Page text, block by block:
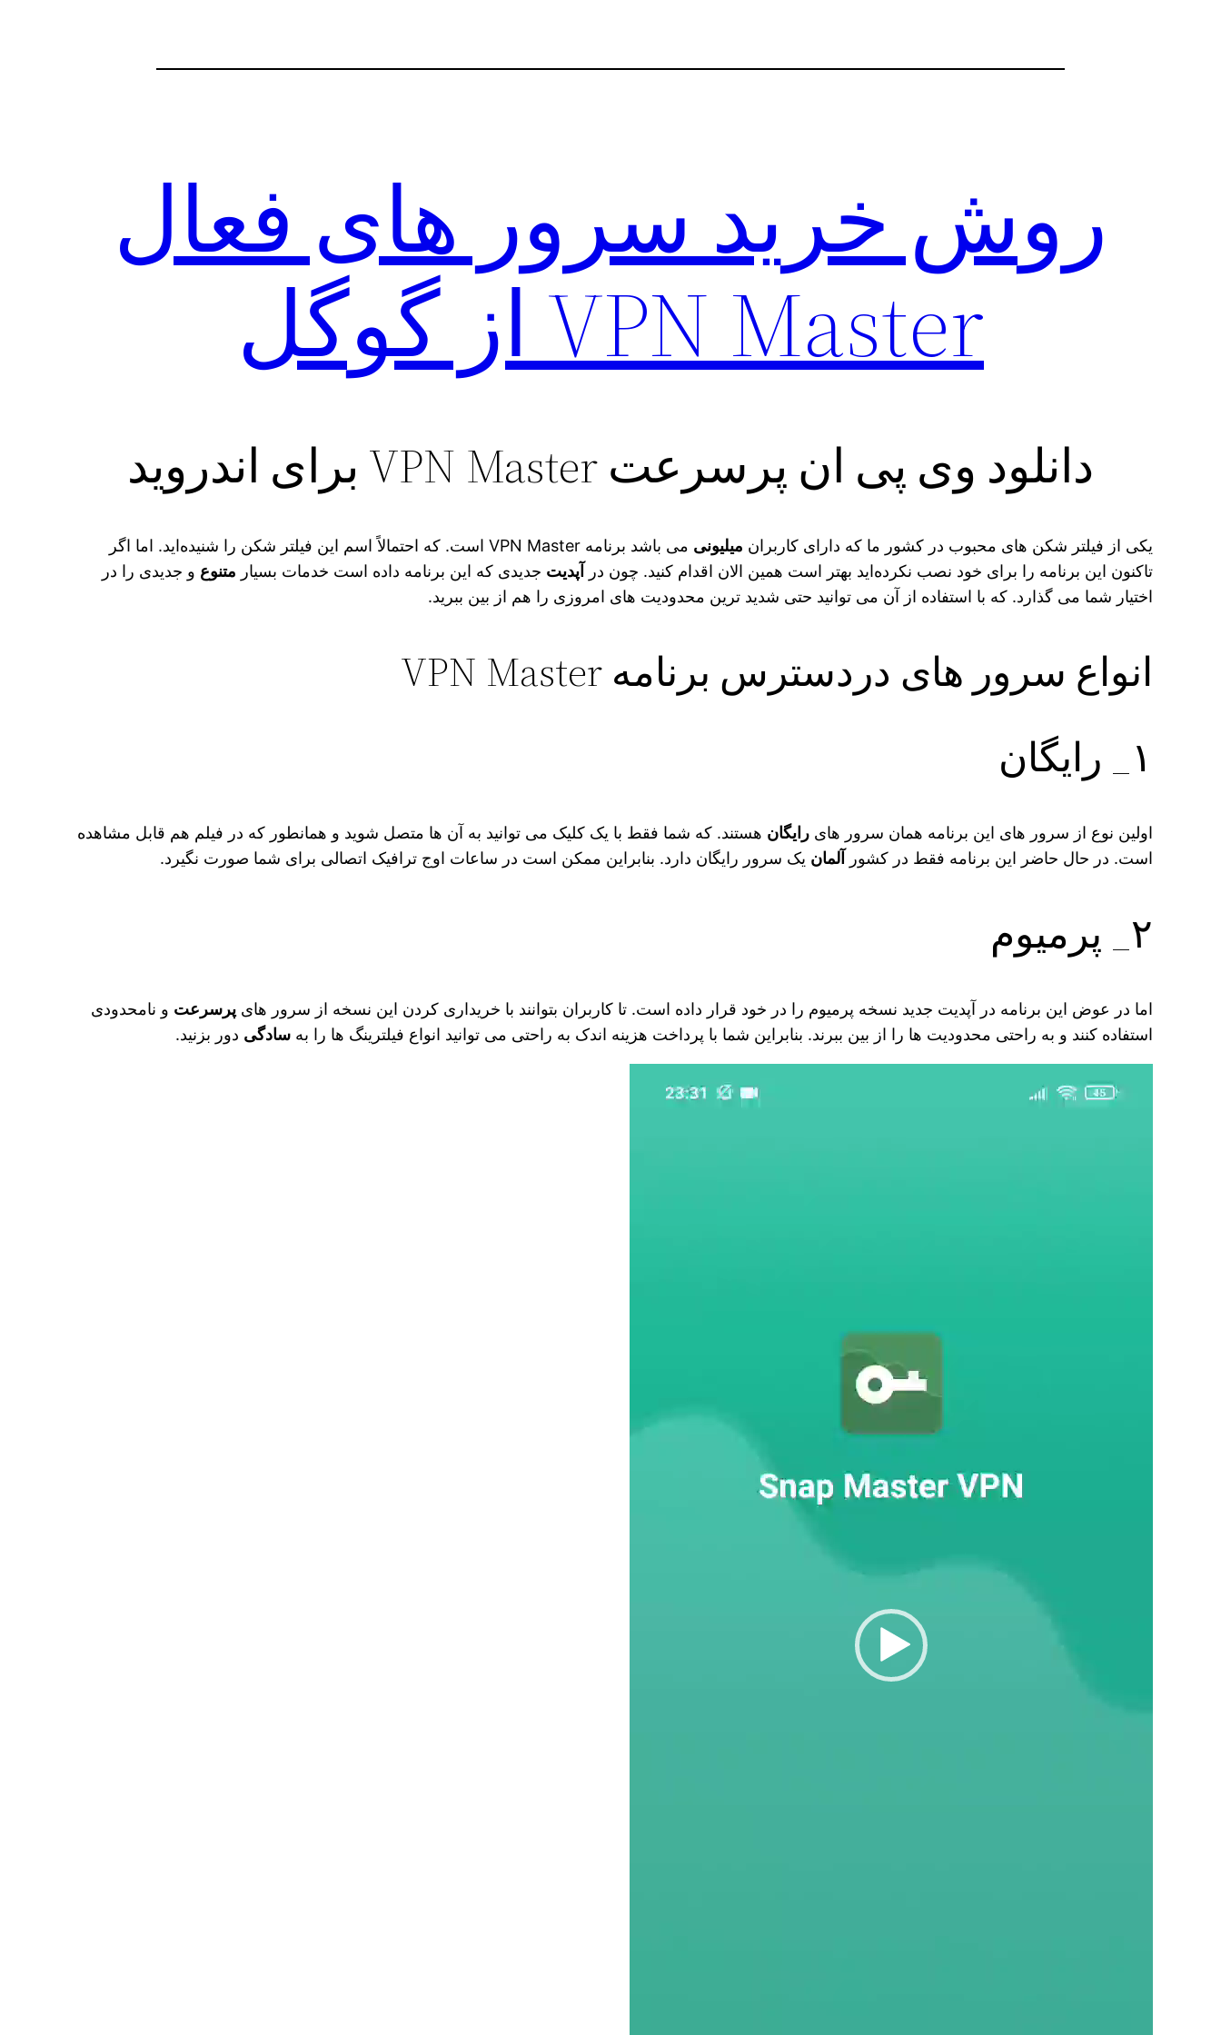
روش خرید سرور های فعال
VPN Master از گوگل
دانلود وی پی ان پرسرعت VPN Master برای اندروید
یکی از فیلتر شکن‌ های محبوب در کشور ما که دارای کاربران میلیونی
می‌ باشد برنامه VPN Master است. که احتمالاً اسم این فیلتر شکن را شنیده‌اید. اما اگر
تاکنون این برنامه را برای خود نصب نکرده‌اید بهتر است همین الان اقدام کنید. چون در
آپدیت جدیدی که این برنامه داده است خدمات بسیار متنوع و جدیدی را در
اختیار شما می‌ گذارد. که با استفاده از آن می‌ توانید حتی شدید ترین محدودیت‌ های امروزی را هم از بین ببرید.
انواع سرور های دردسترس برنامه VPN Master
۱_ رایگان
اولین نوع از سرور های این برنامه همان سرور هایرایگان هستند. که شما فقط با یک کلیک می‌ توانید به آن ها متصل شوید و همانطور که در فیلم هم قابل مشاهده
است. در حال حاضر این برنامه فقط در کشور
آلمان یک سرور رایگان دارد. بنابراین ممکن است در ساعات اوج ترافیک اتصالی برای شما صورت نگیرد.
۲_ پرمیوم
اما در عوض این برنامه در آپدیت جدید نسخه پرمیوم را در خود قرار داده است. تا کاربران بتوانند با خریداری کردن این نسخه از سرور هایپرسرعت و نامحدودی
استفاده کنند و به راحتی محدودیت‌ ها را از بین ببرند. بنابراین شما با پرداخت هزینه اندک به راحتی می‌ توانید انواع فیلترینگ‌ ها را بهسادگی دور بزنید.